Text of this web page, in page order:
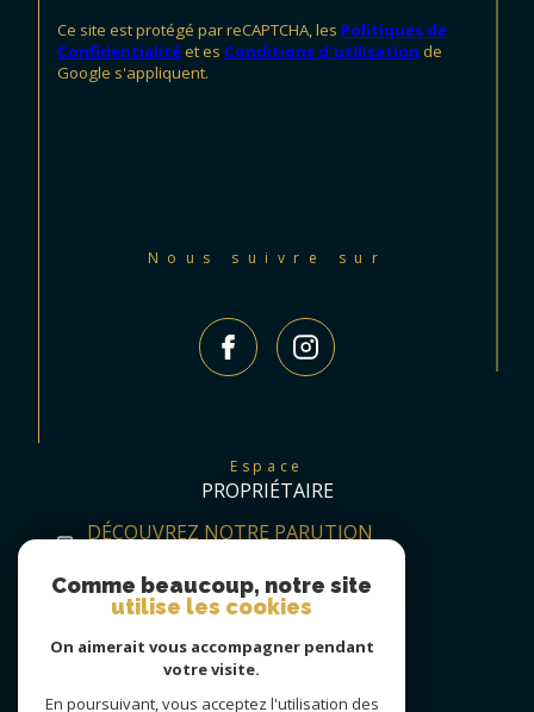
Ce site est protégé par reCAPTCHA, les Politiques de
Confidentialité et es Conditions d'utilisation de
Google s'appliquent.
Nous suivre sur
Espace
PROPRIÉTAIRE
DÉCOUVREZ NOTRE PARUTION
Comme beaucoup, notre site
utilise les cookies
On aimerait vous accompagner pendant
votre visite.
En poursuivant, vous acceptez l'utilisation des